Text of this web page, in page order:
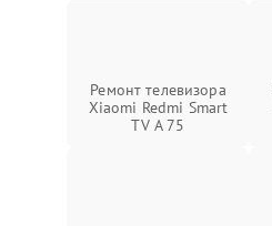
Ремонт телевизора
Xiaomi Redmi Smart
TV A 75